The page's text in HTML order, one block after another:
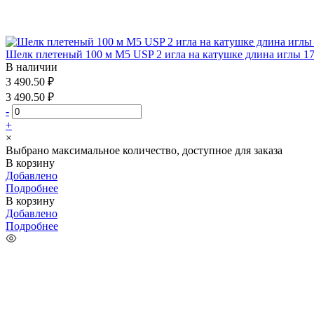
Шелк плетеный 100 м М5 USP 2 игла на катушке длина иглы
В наличии
3 490.50 ₽
3 490.50 ₽
-
+
×
Выбрано максимальное количество, доступное для заказа
В корзину
Добавлено
Подробнее
В корзину
Добавлено
Подробнее